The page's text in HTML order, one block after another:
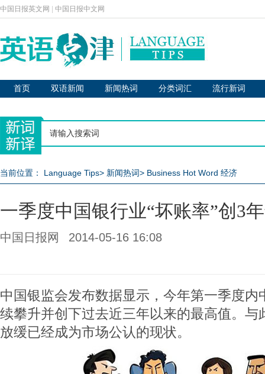
中国日报英文网 中国日报中文网
首页 双语新闻 新闻热词 分类词汇 流行新词
当前位置： Language Tips> 新闻热词> Business Hot Word 经济
一季度中国银行业“坏账率”创3
中国日报网 2014-05-16 16:08
中国银监会发布数据显示，今年第一季度内
续攀升并创下过去近三年以来的最高值。与
放缓已经成为市场公认的现状。